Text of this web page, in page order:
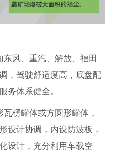
风、重汽、解放、福田
，驾驶舒适度高，底盘配
务体系健全。
楞罐体或方圆形罐体，
设计协调，内设防波板，
设计，充分利用车载空